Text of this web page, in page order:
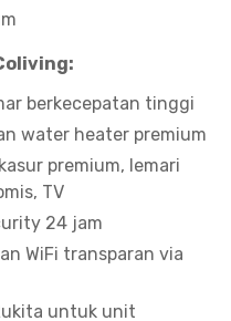
berkecepatan tinggi
water heater premium
premium, lemari
TV
24 jam
WiFi transparan via
untuk unit